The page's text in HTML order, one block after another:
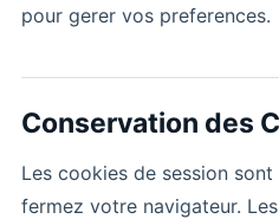
pour gerer vos preferences.
Conservation des
Les cookies de session
fermez votre navigateur.